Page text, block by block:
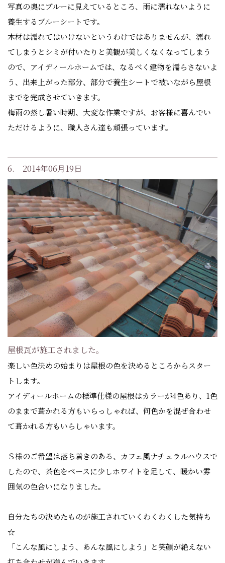
写真の奥にブルーに見えているところ、雨に濡れないように
養生するブルーシートです。
木材は濡れてはいけないというわけではありませんが、濡れ
てしまうとシミが付いたりと美観が美しくなくなってしまう
ので、アイディールホームでは、なるべく建物を濡らさないよ
う、出来上がった部分、部分で養生シートで被いながら屋根
までを完成させていきます。
梅雨の蒸し暑い時期、大変な作業ですが、お客様に喜んでい
ただけるように、職人さん達も頑張っています。
6. 2014年06月19日
屋根瓦が施工されました。
楽しい色決めの始まりは屋根の色を決めるところからスター
トします。
アイディールホームの標準仕様の屋根はカラーが4色あり、1色
のままで葺かれる方もいらっしゃれば、何色かを混ぜ合わせ
て葺かれる方もいらしゃいます。
Ｓ様のご希望は落ち着きのある、カフェ風ナチュラルハウスで
したので、茶色をベースに少しホワイトを足して、暖かい雰
囲気の色合いになりました。
自分たちの決めたものが施工されていくわくわくした気持ち
☆
「こんな風にしよう、あんな風にしよう」と笑顔が絶えない